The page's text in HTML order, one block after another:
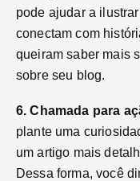
pode ajudar a
conectam com
queiram saber mais
sobre seu blog.
6. Chamada para
plante uma
um artigo mais
Dessa forma, você